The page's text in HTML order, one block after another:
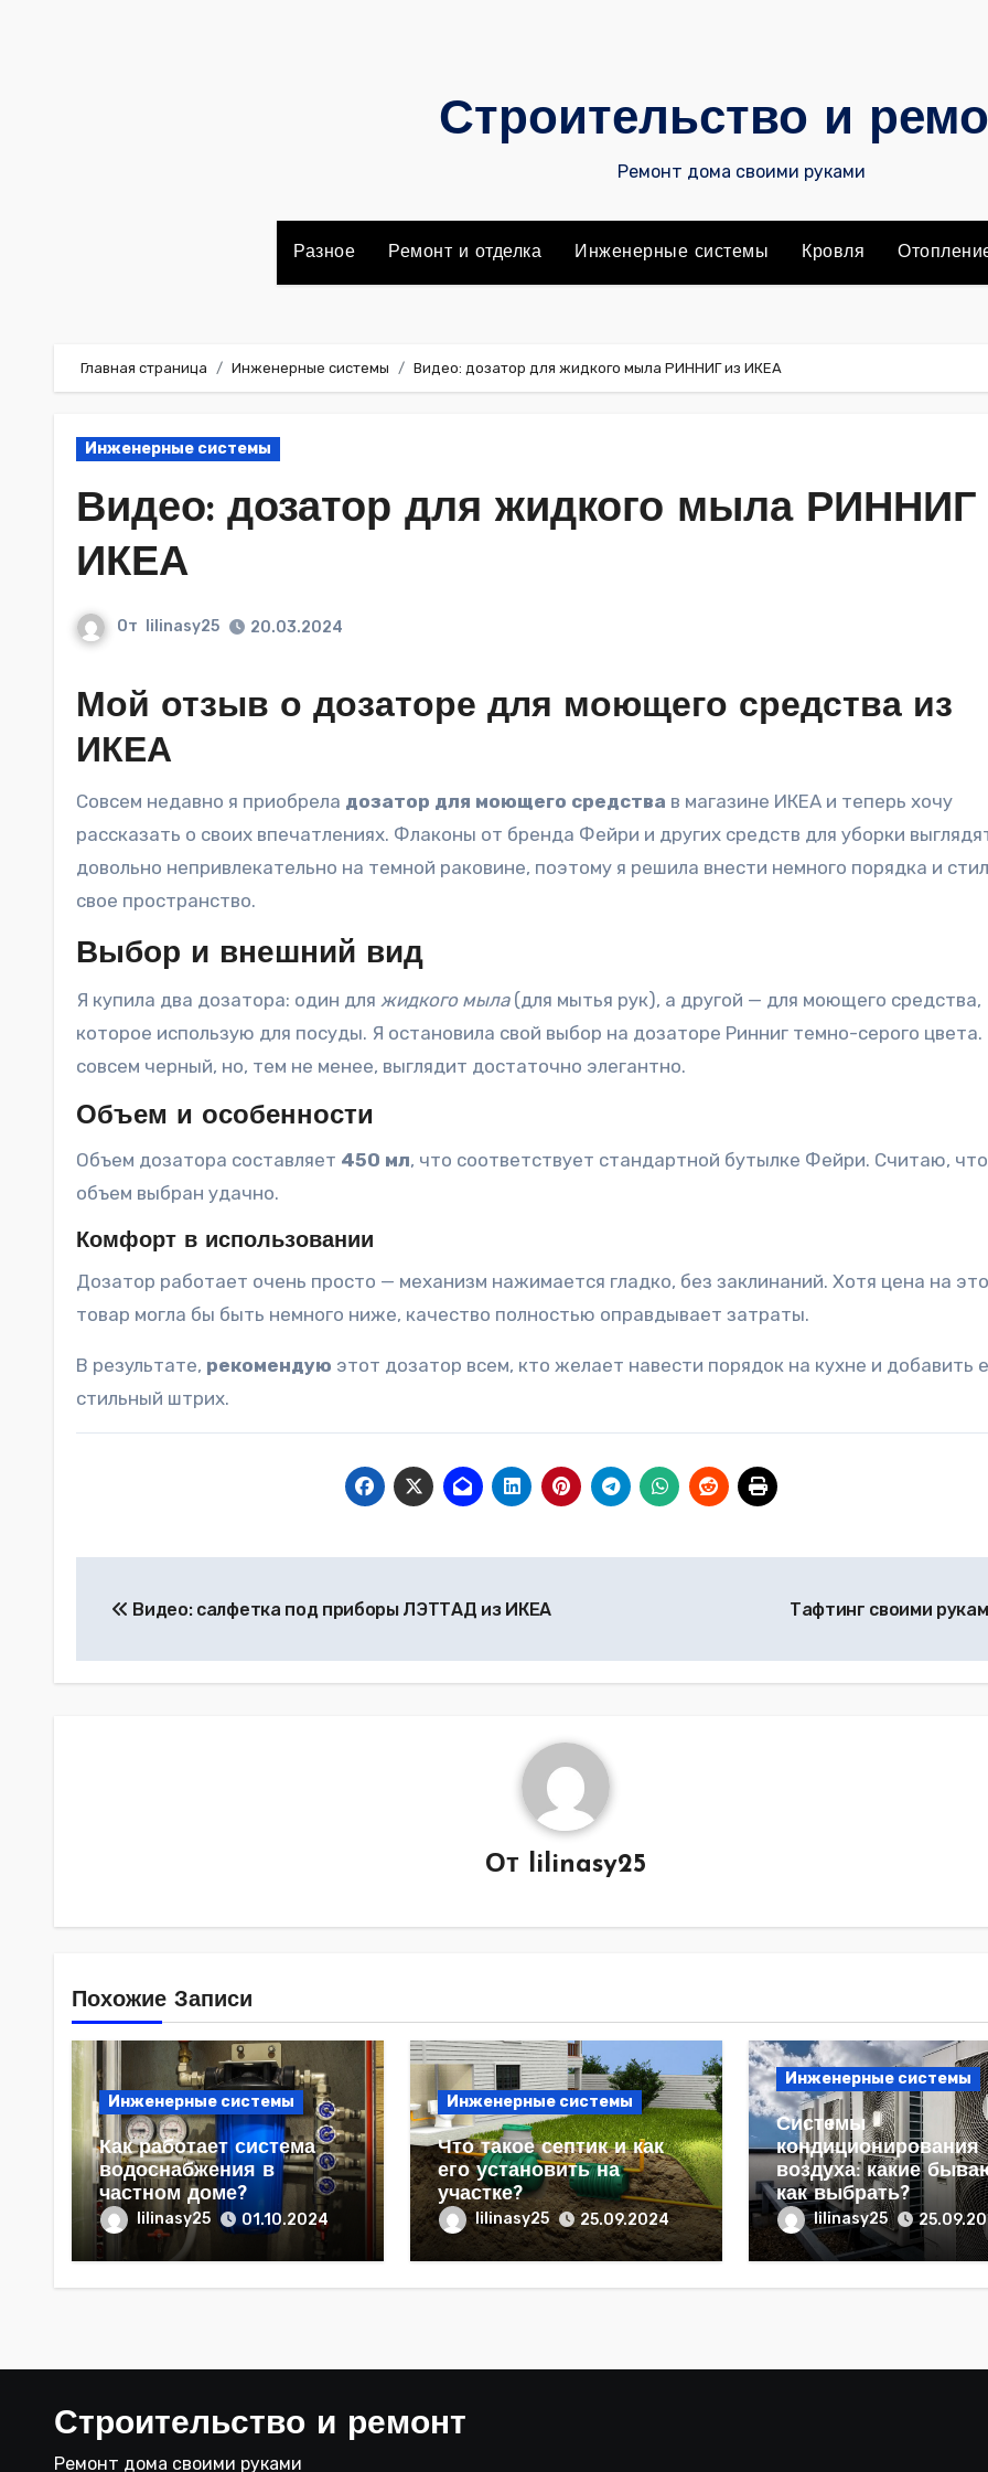
Строительство и
Ремонт дома своими руками
Разное Ремонт и отделка Инженерные системы Кровля
Главная страница Инженерные системы Видео: дозатор для жидкого мыла РИННИГ из ИКЕА
Инженерные системы
Видео: дозатор для жидкого мыла РИННИГ
ИКЕА
От lilinasy25 20.03.2024
Мой отзыв о дозаторе для моющего средства из
ИКЕА
Совсем недавно я приобрела дозатор для моющего средства в магазине ИКЕА и теперь хочу
рассказать о своих впечатлениях. Флаконы от бренда Фейри и других средств для уборки
довольно непривлекательно на темной раковине, поэтому я решила внести немного порядка и
свое пространство.
Выбор и внешний вид
Я купила два дозатора: один для жидкого мыла(для мытья рук), а другой — для моющего средства,
которое использую для посуды. Я остановила свой выбор на дозаторе Ринниг темно-серого
совсем черный, но, тем не менее, выглядит достаточно элегантно.
Объем и особенности
Объем дозатора составляет 450 мл, что соответствует стандартной бутылке Фейри. Считаю,
объем выбран удачно.
Комфорт в использовании
Дозатор работает очень просто — механизм нажимается гладко, без заклинаний. Хотя цена на
товар могла бы быть немного ниже, качество полностью оправдывает затраты.
В результате, рекомендую этот дозатор всем, кто желает навести порядок на кухне и добавить
стильный штрих.
по
записям
Видео: салфетка под приборы ЛЭТТАД из ИКЕА Тафтинг своими
От lilinasy25
Похожие Записи
Инженерные системы
Как работает система
водоснабжения в
частном доме?
lilinasy25 01.10.2024
Инженерные системы
Что такое септик и как
его установить на
участке?
lilinasy25 25.09.2024
Инженерные системы
Системы
кондиционирования
воздуха: какие
как выбрать?
lilinasy25
Строительство и ремонт
Ремонт дома своими руками